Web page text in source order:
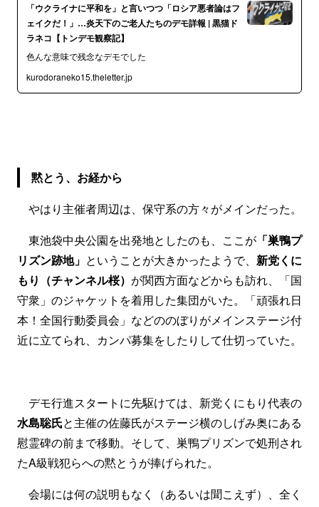
「ウクライナに平和を」と言いつつ「ロシア悪者論はフ
ェイクだ！」…炎天下のご老人たちのデモ詳報 | 黒猫ド
ラネコ【トンデモ観察記】
色んな意味で残念なデモでした
kurodoraneko15.theletter.jp
黙とう、お経から
やはり主催者周辺は、保守系の方々がメインだった。
東池袋中央公園を出発地としたのも、ここが 「巣鴨プ
リズン跡地」 ということが大きかったようで、 新党くに
もり（チャンネル桜） が関西方面などからも訪れ、「国
守衆」のジャケットを着用した集団がいた。「頑張れ日
本！全国行動委員会」などののぼりがメインステージ付
近に立てられ、カンパ募集をしたりして仕切っていた。
デモ行進スタートに先駆けては、新党くにもり代表の
水島聡氏と主催の佐藤氏がステージ横のしげみ奥にある
慰霊碑の前まで移動。そして、巣鴨プリズンで処刑され
たA級戦犯らへの黙とうが捧げられた。
会場には何の説明もなく（あるいは聞こえず）、全く